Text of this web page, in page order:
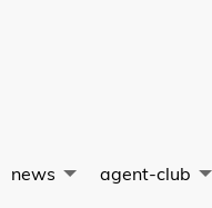
news agent-club